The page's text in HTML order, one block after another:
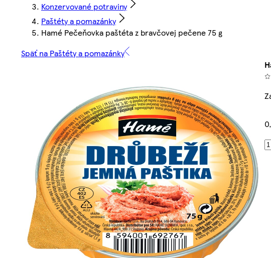
Konzervované potraviny
Paštéty a pomazánky
Hamé Pečeňovka paštéta z bravčovej pečene 75 g
Späť na Paštéty a pomazánky